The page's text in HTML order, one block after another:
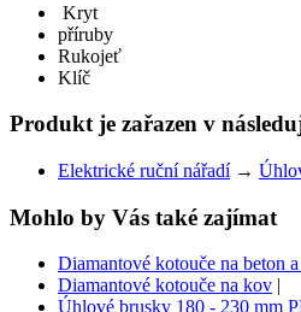
Kryt
příruby
Rukojeť
Klíč
Produkt je zařazen v
Elektrické ruční nářadí→
Mohlo by Vás také zajímat
Diamantové kotouče na beton
Diamantové kotouče na kov |
Úhlové brusky 180 - 230 mm